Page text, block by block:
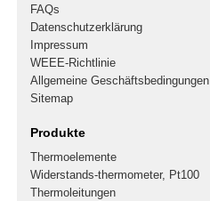
FAQs
Datenschutzerklärung
Impressum
WEEE-Richtlinie
Allgemeine Geschäftsbedingungen
Sitemap
Produkte
Thermoelemente
Widerstands-thermometer, Pt100
Thermoleitungen